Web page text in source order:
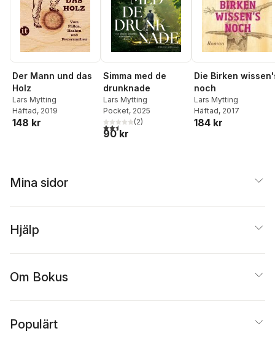
Der Mann und das
Holz
Lars Mytting
Häftad, 2019
148 kr
Simma med de
drunknade
Lars Mytting
Pocket, 2025
2,5utav 5 stjärnor. Totalt antal röster:
(2)
90 kr
Die Birken
noch
Lars Mytting
Häftad, 2017
184 kr
Mina sidor
Hjälp
Om Bokus
Populärt